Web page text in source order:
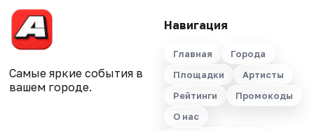
Самые яркие события в
вашем городе.
Навигация
Главная
Города
Площадки
Артисты
Рейтинги
Промокоды
О нас